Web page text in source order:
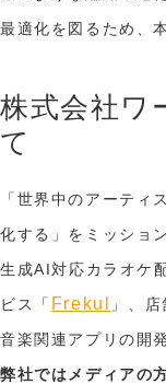
最適化を図るため、
株式会社ワ
て
「世界中のアーティ
化する」をミッショ
生成AI対応カラオケ
ビス「 Frekul 」、
音楽関連アプリの開
弊社ではメディアの